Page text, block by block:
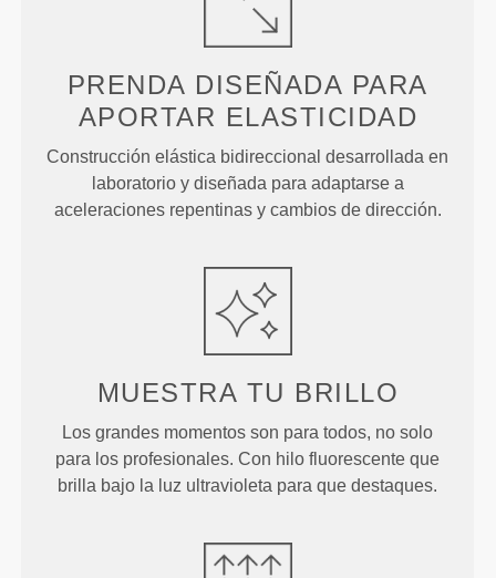
PRENDA DISEÑADA PARA
APORTAR ELASTICIDAD
Construcción elástica bidireccional desarrollada en
laboratorio y diseñada para adaptarse a
aceleraciones repentinas y cambios de dirección.
MUESTRA TU BRILLO
Los grandes momentos son para todos, no solo
para los profesionales. Con hilo fluorescente que
brilla bajo la luz ultravioleta para que destaques.